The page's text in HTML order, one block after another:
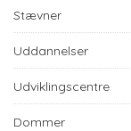
Stævner
Uddannelser
Udviklingscentre
Dommer